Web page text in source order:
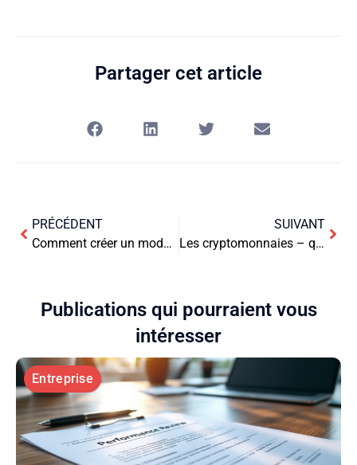
Partager cet article
PRÉCÉDENT
Comment créer un modèle économique durable ?
SUIVANT
Les cryptomonnaies – qu’est-ce qu’elles sont, comment fonctionnent-elles ?
Publications qui pourraient vous
intéresser
Entreprise